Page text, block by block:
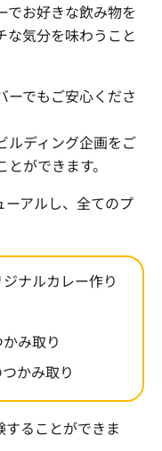
でお好きな飲み物を
な気分を味わうこと
ーでもご安心くださ
ルディング企画をご
ができます。
アルし、全てのプ
ナルカレー作り
み取り
かみ取り
することができま